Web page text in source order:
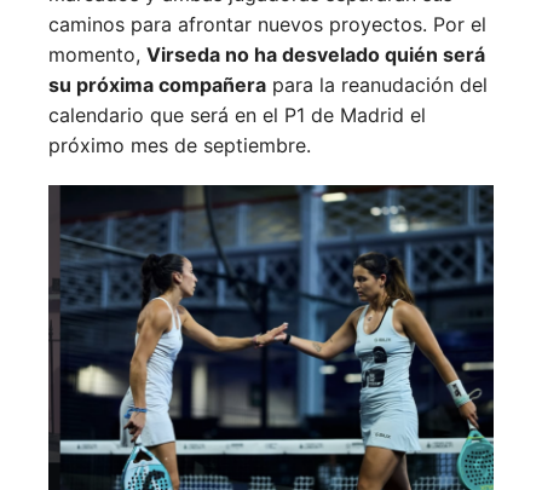
caminos para afrontar nuevos proyectos. Por el
momento, Virseda no ha desvelado quién será
su próxima compañera para la reanudación del
calendario que será en el P1 de Madrid el
próximo mes de septiembre.